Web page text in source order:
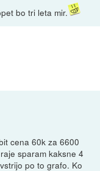
bo tri leta mir.
cena 60k za 6600
sparam kaksne 4
po to grafo. Ko